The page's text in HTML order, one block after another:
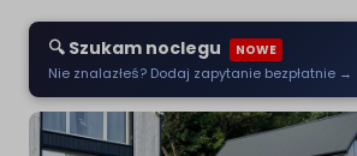
🔍 Szukam noclegu NOWE
Nie znalazłeś? Dodaj zapytanie bezpłatnie →